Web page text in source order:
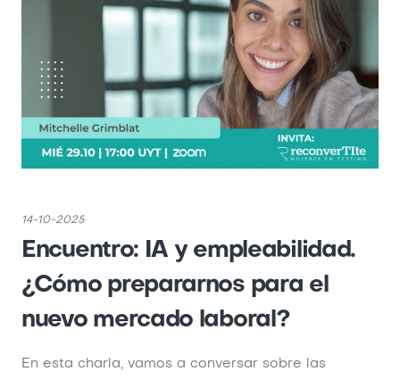
14-10-2025
Encuentro: IA y empleabilidad.
¿Cómo prepararnos para el
nuevo mercado laboral?
En esta charla, vamos a conversar sobre las